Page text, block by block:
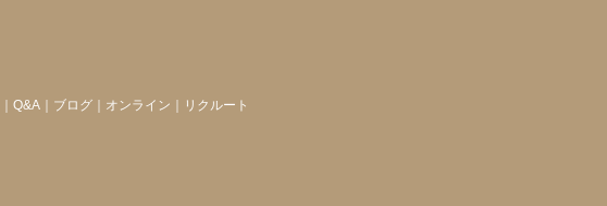
｜ Q&A ｜ ブログ ｜ オンライン ｜ リクルート